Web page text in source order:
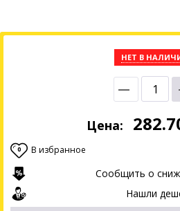
НЕТ В
Цена:
0 В избранное
Сообщить о
Нашли